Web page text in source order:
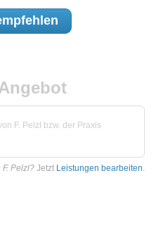
F. Pelzl bzw. der Praxis
Pelzl? Jetzt Leistungen bearbeiten.